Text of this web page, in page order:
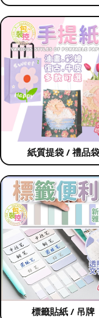
紙質提袋 / 禮品袋
標籤貼紙 / 吊牌